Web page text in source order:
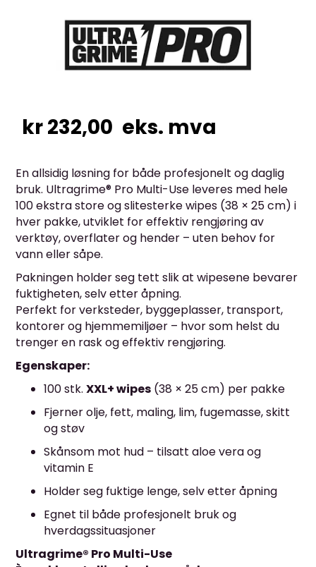
kr232,00 eks. mva
En allsidig løsning for både profesjonelt og daglig
bruk. Ultragrime® Pro Multi-Use leveres med hele
100 ekstra store og slitesterke wipes (38 × 25 cm) i
hver pakke, utviklet for effektiv rengjøring av
verktøy, overflater og hender – uten behov for
vann eller såpe.
Pakningen holder seg tett slik at wipesene bevarer
fuktigheten, selv etter åpning.
Perfekt for verksteder, byggeplasser, transport,
kontorer og hjemmemiljøer – hvor som helst du
trenger en rask og effektiv rengjøring.
Egenskaper:
100 stk. XXL+ wipes (38 × 25 cm) per pakke
Fjerner olje, fett, maling, lim, fugemasse, skitt
og støv
Skånsom mot hud – tilsatt aloe vera og
vitamin E
Holder seg fuktige lenge, selv etter åpning
Egnet til både profesjonelt bruk og
hverdagssituasjoner
Ultragrime® Pro Multi-Use